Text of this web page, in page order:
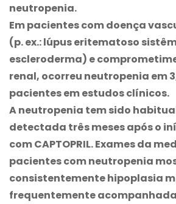
neutropenia.
Em pacientes com doença
(p. ex.: lúpus eritematoso
escleroderma) e
renal, ocorreu neutropenia em
pacientes em estudos clínicos.
A neutropenia tem sido
detectada três meses após o
com CAPTOPRIL. Exames da
pacientes com neutropenia
consistentemente hipoplasia
frequentemente